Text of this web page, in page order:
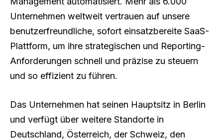
Unternehmen weltweit vertrauen auf unsere
benutzerfreundliche, sofort einsatzbereite SaaS-
Plattform, um ihre strategischen und Reporting-
Anforderungen schnell und präzise zu steuern
und so effizient zu führen.
Das Unternehmen hat seinen Hauptsitz in Berlin
und verfügt über weitere Standorte in
Deutschland, Österreich, der Schweiz, den